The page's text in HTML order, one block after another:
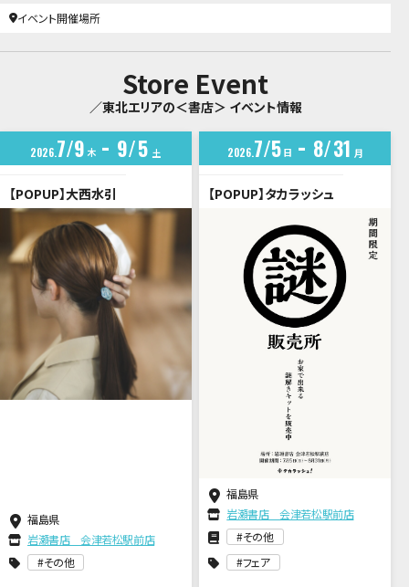
イベント開催場所
Store Event
／東北エリアの＜書店＞ イベント情報
2026 7 9 木 9 5 土
【POPUP】大西水引
福島県
岩瀬書店 会津若松駅前店
その他
20267 5 日 8 31 月
【POPUP】タカラッシュ
福島県
岩瀬書店 会津若松駅前店
その他
フェア